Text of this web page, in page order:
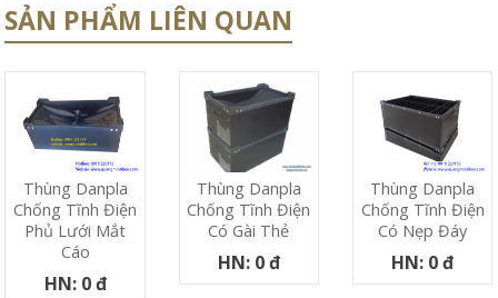
SẢN PHẨM LIÊN QUAN
Thùng Danpla
Chống Tĩnh Điện
Phủ Lưới Mắt
Cáo
HN: 0 đ
Thùng Danpla
Chống Tĩnh Điện
Có Gài Thẻ
HN: 0 đ
Thùng Danpla
Chống Tĩnh Điện
Có Nẹp Đáy
HN: 0 đ